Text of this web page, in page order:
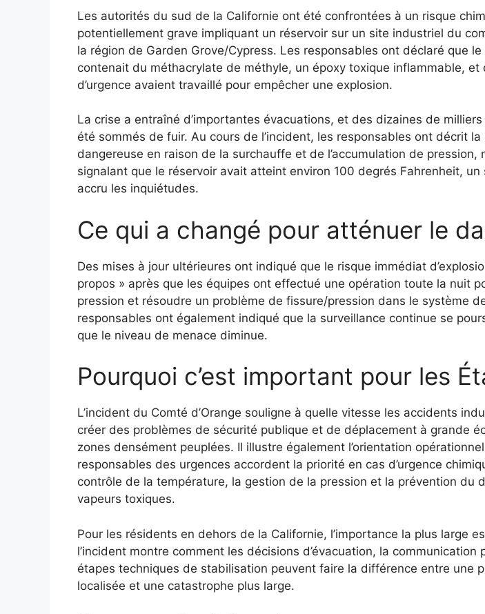
Les autorités du sud de la Californie ont été confrontées à un risque
potentiellement grave impliquant un réservoir sur un site industriel du
la région de Garden Grove/Cypress. Les responsables ont déclaré que le
contenait du méthacrylate de méthyle, un époxy toxique inflammable, et
d’urgence avaient travaillé pour empêcher une explosion.
La crise a entraîné d’importantes évacuations, et des dizaines de
été sommés de fuir. Au cours de l’incident, les responsables ont décrit
dangereuse en raison de la surchauffe et de l’accumulation de pression,
signalant que le réservoir avait atteint environ 100 degrés Fahrenheit, un
accru les inquiétudes.
Ce qui a changé pour atténuer le
Des mises à jour ultérieures ont indiqué que le risque immédiat
propos » après que les équipes ont effectué une opération toute la nuit
pression et résoudre un problème de fissure/pression dans le système
responsables ont également indiqué que la surveillance continue se
que le niveau de menace diminue.
Pourquoi c’est important pour les
L’incident du Comté d’Orange souligne à quelle vitesse les accidents
créer des problèmes de sécurité publique et de déplacement à grande
zones densément peuplées. Il illustre également l’orientation
responsables des urgences accordent la priorité en cas d’urgence
contrôle de la température, la gestion de la pression et la prévention du
vapeurs toxiques.
Pour les résidents en dehors de la Californie, l’importance la plus large
l’incident montre comment les décisions d’évacuation, la communication
étapes techniques de stabilisation peuvent faire la différence entre une
localisée et une catastrophe plus large.